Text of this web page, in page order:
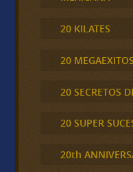
20 KILATES
20
20 SECRETOS
20 SUPER
20th